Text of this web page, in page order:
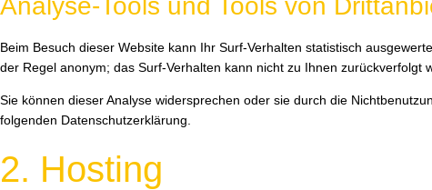
Analyse-Tools und Tools von
Beim Besuch dieser Website kann Ihr Surf-Verhalten statistisch
der Regel anonym; das Surf-Verhalten kann nicht zu Ihnen zurückverfolgt
Sie können dieser Analyse widersprechen oder sie durch die
folgenden Datenschutzerklärung.
2. Hosting